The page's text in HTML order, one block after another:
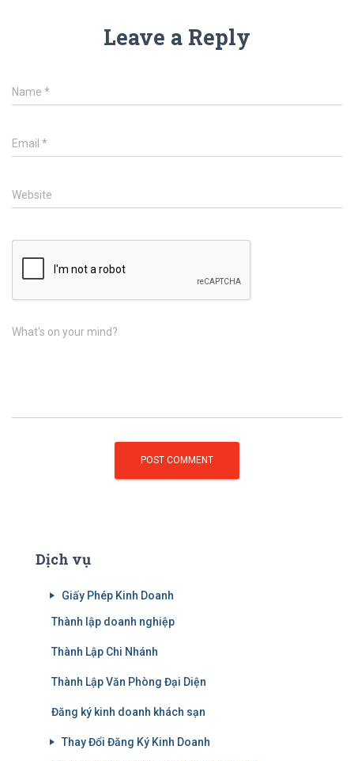
Leave a Reply
Name *
Email *
Website
What's on your mind?
Dịch vụ
Giấy Phép Kinh Doanh
Thành lập doanh nghiệp
Thành Lập Chi Nhánh
Thành Lập Văn Phòng Đại Diện
Đăng ký kinh doanh khách sạn
Thay Đổi Đăng Ký Kinh Doanh